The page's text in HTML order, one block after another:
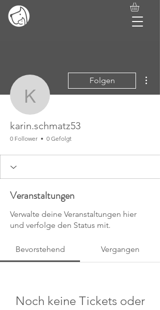
karin.schmatz53
Folgen
karin.schmatz53
0 Follower 0 Gefolgt
Veranstaltungen
Verwalte deine Veranstaltungen hier
und verfolge den Status mit.
Bevorstehend Vergangen
Noch keine Tickets oder